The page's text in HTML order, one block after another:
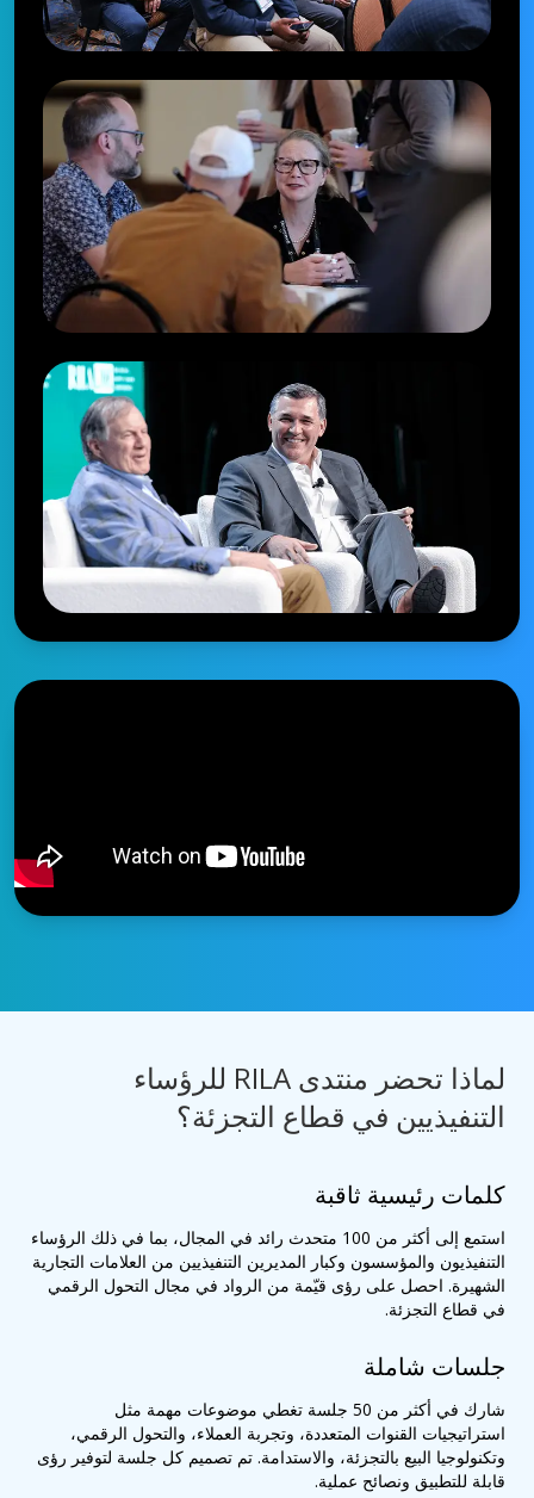
لماذا تحضر منتدى RILA للرؤساء
التنفيذيين في قطاع التجزئة؟
كلمات رئيسية ثاقبة
استمع إلى أكثر من 100 متحدث رائد في المجال، بما في ذلك الرؤساء
التنفيذيون والمؤسسون وكبار المديرين التنفيذيين من العلامات التجارية
الشهيرة. احصل على رؤى قيّمة من الرواد في مجال التحول الرقمي
في قطاع التجزئة.
جلسات شاملة
شارك في أكثر من 50 جلسة تغطي موضوعات مهمة مثل
استراتيجيات القنوات المتعددة، وتجربة العملاء، والتحول الرقمي،
وتكنولوجيا البيع بالتجزئة، والاستدامة. تم تصميم كل جلسة لتوفير رؤى
قابلة للتطبيق ونصائح عملية.